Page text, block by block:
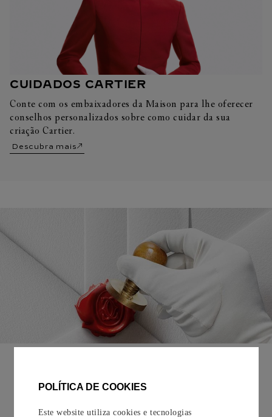
POLÍTICA DE COOKIES
Este website utiliza cookies e tecnologias
CUIDADOS CARTIER
Conte com os embaixadores da Maison para lhe oferecer
conselhos personalizados sobre como cuidar da sua
criação Cartier.
Descubra mais
cuidadosamente embrulhados para presente e oferecem a